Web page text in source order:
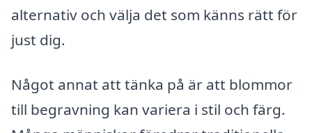
alternativ och välja det som känns rätt för
just dig.
Något annat att tänka på är att blommor
till begravning kan variera i stil och färg.